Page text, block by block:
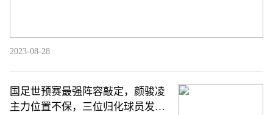
2023-08-28
国足世预赛最强阵容敲定，颜骏凌
主力位置不保，三位归化球员发挥